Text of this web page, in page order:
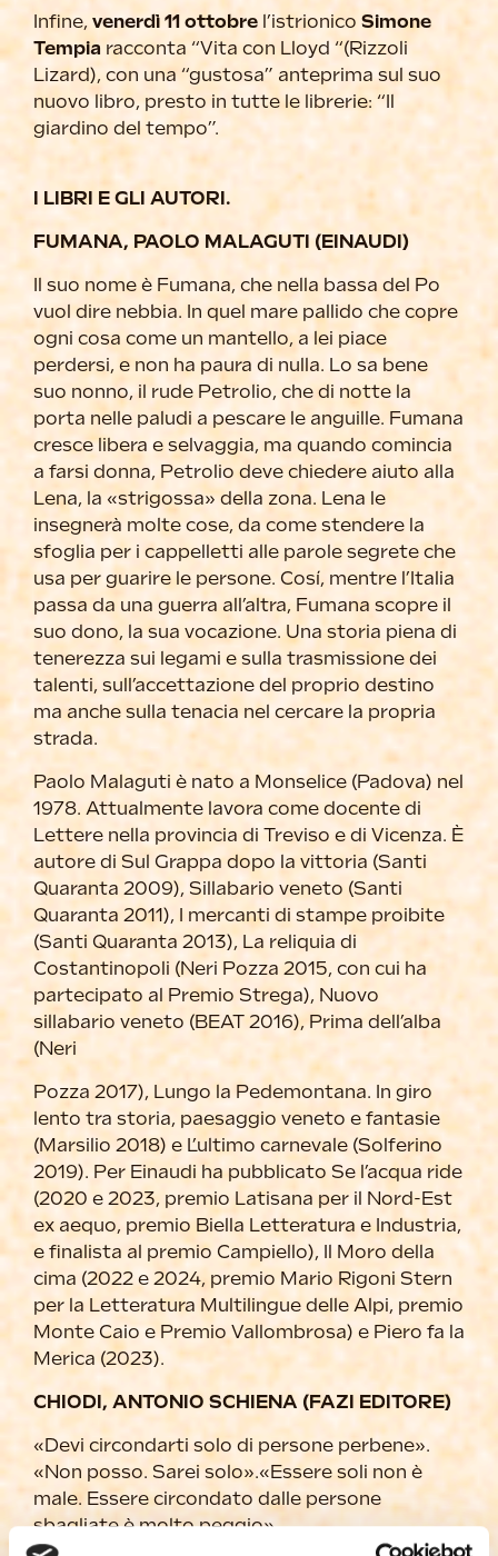
Infine, venerdì 11 ottobre l’istrionico Simone
Tempia racconta “Vita con Lloyd “(Rizzoli
Lizard), con una “gustosa” anteprima sul suo
nuovo libro, presto in tutte le librerie: “Il
giardino del tempo”.
I LIBRI E GLI AUTORI.
FUMANA, PAOLO MALAGUTI (EINAUDI)
Il suo nome è Fumana, che nella bassa del Po
vuol dire nebbia. In quel mare pallido che copre
ogni cosa come un mantello, a lei piace
perdersi, e non ha paura di nulla. Lo sa bene
suo nonno, il rude Petrolio, che di notte la
porta nelle paludi a pescare le anguille. Fumana
cresce libera e selvaggia, ma quando comincia
a farsi donna, Petrolio deve chiedere aiuto alla
Lena, la «strigossa» della zona. Lena le
insegnerà molte cose, da come stendere la
sfoglia per i cappelletti alle parole segrete che
usa per guarire le persone. Cosí, mentre l’Italia
passa da una guerra all’altra, Fumana scopre il
suo dono, la sua vocazione. Una storia piena di
tenerezza sui legami e sulla trasmissione dei
talenti, sull’accettazione del proprio destino
ma anche sulla tenacia nel cercare la propria
strada.
Paolo Malaguti è nato a Monselice (Padova) nel
1978. Attualmente lavora come docente di
Lettere nella provincia di Treviso e di Vicenza. È
autore di Sul Grappa dopo la vittoria (Santi
Quaranta 2009), Sillabario veneto (Santi
Quaranta 2011), I mercanti di stampe proibite
(Santi Quaranta 2013), La reliquia di
Costantinopoli (Neri Pozza 2015, con cui ha
partecipato al Premio Strega), Nuovo
sillabario veneto (BEAT 2016), Prima dell’alba
(Neri
Pozza 2017), Lungo la Pedemontana. In giro
lento tra storia, paesaggio veneto e fantasie
(Marsilio 2018) e L’ultimo carnevale (Solferino
2019). Per Einaudi ha pubblicato Se l’acqua ride
(2020 e 2023, premio Latisana per il Nord-Est
ex aequo, premio Biella Letteratura e Industria,
e finalista al premio Campiello), Il Moro della
cima (2022 e 2024, premio Mario Rigoni Stern
per la Letteratura Multilingue delle Alpi, premio
Monte Caio e Premio Vallombrosa) e Piero fa la
Merica (2023).
CHIODI, ANTONIO SCHIENA (FAZI EDITORE)
«Devi circondarti solo di persone perbene».
«Non posso. Sarei solo».«Essere soli non è
male. Essere circondato dalle persone
sbagliate è molto peggio».